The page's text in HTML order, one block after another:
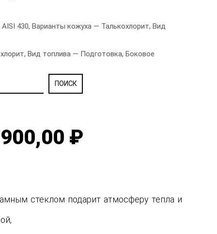
430, Варианты кожуха — Талькохлорит, Вид
Вид топлива — Подготовка, Боковое
₽
стеклом подарит атмосферу тепла и